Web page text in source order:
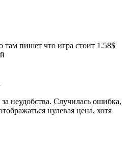
там пишет что игра стоит 1.58$
неудобства. Случилась ошибка,
нулевая цена, хотя